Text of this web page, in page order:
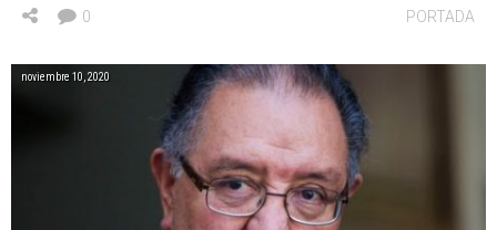
PORTADA
0
noviembre 10, 2020